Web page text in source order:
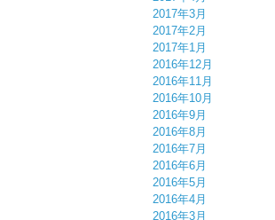
2017年3月
2017年2月
2017年1月
2016年12月
2016年11月
2016年10月
2016年9月
2016年8月
2016年7月
2016年6月
2016年5月
2016年4月
2016年3月